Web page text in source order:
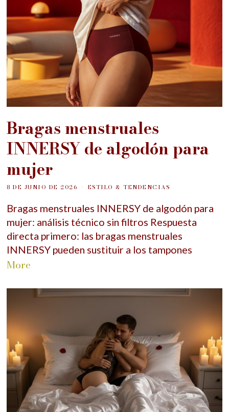
Bragas menstruales
INNERSY de algodón para
mujer
8 DE JUNIO DE 2026 ESTILO & TENDENCIAS
Bragas menstruales INNERSY de algodón para
mujer: análisis técnico sin filtros Respuesta
directa primero: las bragas menstruales
INNERSY pueden sustituir a los tampones
More